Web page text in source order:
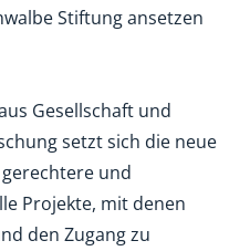
Stiftung ansetzen
Gesellschaft und
setzt sich die neue
und
Projekte, mit denen
den Zugang zu